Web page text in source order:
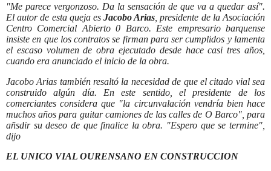
"Me parece vergonzoso. Da la sensación de que va a quedar así".
El autor de esta queja esJacobo Arias , presidente de la Asociación
Centro Comercial Abierto 0 Barco. Este empresario barquense
insiste en que los contratos se firman para ser cumplidos y lamenta
el escaso volumen de obra ejecutado desde hace casi tres años,
cuando era anunciado el inicio de la obra.
Jacobo Arias también resaltó la necesidad de que el citado vial sea
construido algún día. En este sentido, el presidente de los
comerciantes considera que "la circunvalación vendría bien hace
muchos años para guitar camiones de las calles de O Barco", para
añsdir su deseo de que finalice la obra. "Espero que se termine",
dijo
EL UNICO VIAL OURENSANO EN CONSTRUCCION